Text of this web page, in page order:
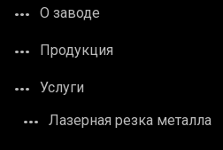
О заводе
Продукция
Услуги
Лазерная резка металла